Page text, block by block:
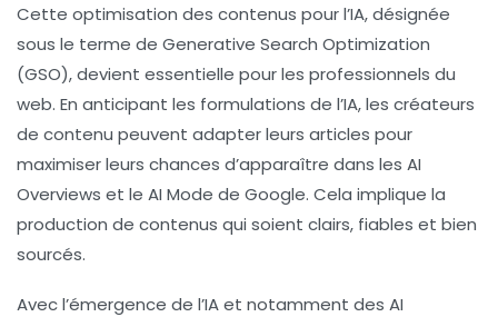
Cette optimisation des contenus pour l’IA, désignée
sous le terme de Generative Search Optimization
(GSO), devient essentielle pour les professionnels du
web. En anticipant les formulations de l’IA, les créateurs
de contenu peuvent adapter leurs articles pour
maximiser leurs chances d’apparaître dans les AI
Overviews et le AI Mode de Google. Cela implique la
production de contenus qui soient clairs, fiables et bien
sourcés.
Avec l’émergence de l’IA et notamment des AI